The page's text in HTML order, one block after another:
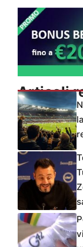
Articoli